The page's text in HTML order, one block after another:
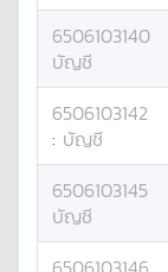
6506103140
บัญชี
6506103142
: บัญชี
6506103145
บัญชี